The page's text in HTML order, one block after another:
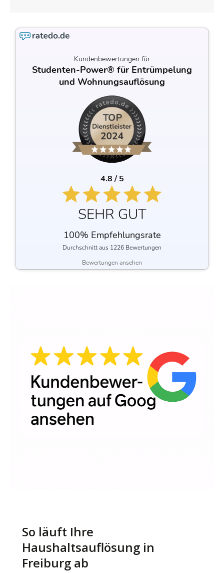
Kundenbewertungen für
Studenten-Power® für Entrümpelung
und Wohnungsauflösung
4.8 / 5
SEHR GUT
100% Empfehlungsrate
Durchschnitt aus 1226 Bewertungen
Bewertungen ansehen
So läuft Ihre
Haushaltsauflösung in
Freiburg ab